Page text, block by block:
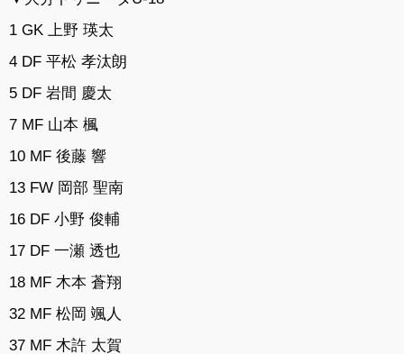
1 GK 上野 瑛太
4 DF 平松 孝汰朗
5 DF 岩間 慶太
7 MF 山本 楓
10 MF 後藤 響
13 FW 岡部 聖南
16 DF 小野 俊輔
17 DF 一瀬 透也
18 MF 木本 蒼翔
32 MF 松岡 颯人
37 MF 木許 太賀